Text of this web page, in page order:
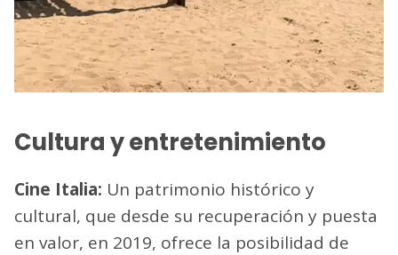
Cultura y entretenimiento
Cine Italia: Un patrimonio histórico y
cultural, que desde su recuperación y puesta
en valor, en 2019, ofrece la posibilidad de